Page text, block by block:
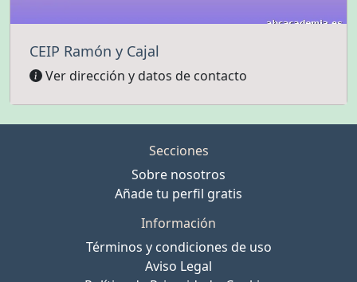
CEIP Ramón y Cajal
Ver dirección y datos de contacto
Secciones
Sobre nosotros
Añade tu perfil gratis
Información
Términos y condiciones de uso
Aviso Legal